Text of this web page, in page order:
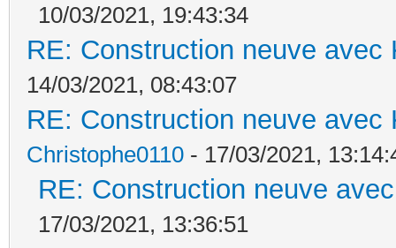
10/03/2021, 19:43:34
RE: Construction neuve avec
14/03/2021, 08:43:07
RE: Construction neuve avec
Christophe0110 - 17/03/2021,
RE: Construction neuve
17/03/2021, 13:36:51